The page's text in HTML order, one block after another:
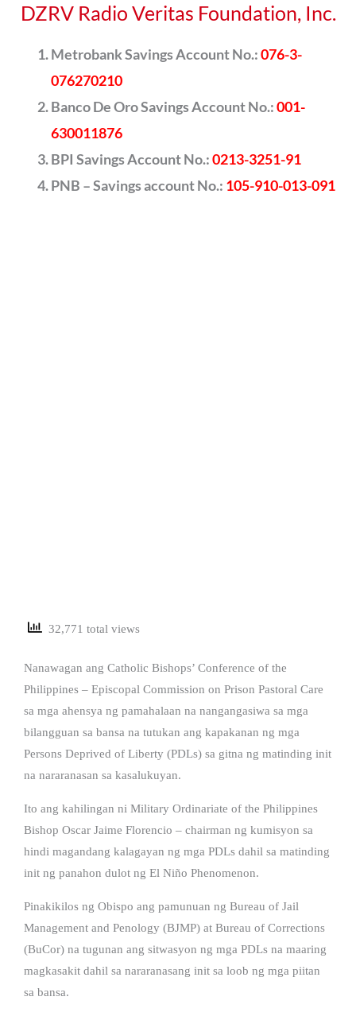
DZRV Radio Veritas Foundation, Inc.
Metrobank Savings Account No.:076-3-
076270210
Banco De Oro Savings Account No.:001-
630011876
BPI Savings Account No.:0213-3251-91
PNB – Savings account No.: 105-910-013-091
32,771 total views
Nanawagan ang Catholic Bishops’ Conference of the
Philippines – Episcopal Commission on Prison Pastoral Care
sa mga ahensya ng pamahalaan na nangangasiwa sa mga
bilangguan sa bansa na tutukan ang kapakanan ng mga
Persons Deprived of Liberty (PDLs) sa gitna ng matinding init
na nararanasan sa kasalukuyan.
Ito ang kahilingan ni Military Ordinariate of the Philippines
Bishop Oscar Jaime Florencio – chairman ng kumisyon sa
hindi magandang kalagayan ng mga PDLs dahil sa matinding
init ng panahon dulot ng El Niño Phenomenon.
Pinakikilos ng Obispo ang pamunuan ng Bureau of Jail
Management and Penology (BJMP) at Bureau of Corrections
(BuCor) na tugunan ang sitwasyon ng mga PDLs na maaring
magkasakit dahil sa nararanasang init sa loob ng mga piitan
sa bansa.